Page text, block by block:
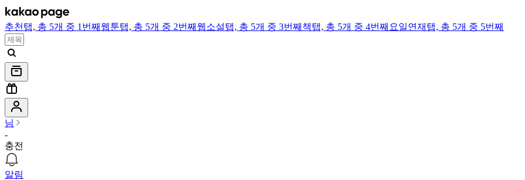
추천 탭, 총 5개 중 1번째 웹툰탭, 총 5개 중 2번째 웹소설탭, 총 5개 중 3번째 책탭, 총 5개 중 4번째 요일연재 탭, 총 5개 중 5번째
님
-
충전
알림